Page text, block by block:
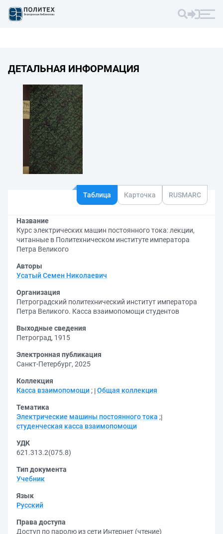
ДЕТАЛЬНАЯ ИНФОРМАЦИЯ
Таблица Карточка RUSMARC
Название
Курс электрических машин постоянного тока: лекции,
читанные в Политехническом институте императора
Петра Великого
Авторы
Усатый Семен Николаевич
Организация
Петроградский политехнический институт императора
Петра Великого. Касса взаимопомощи студентов
Выходные сведения
Петроград, 1915
Электронная публикация
Санкт-Петербург, 2025
Коллекция
Касса взаимопомощи ; Общая коллекция
Тематика
Электрические машины постоянного тока ;
студенческая касса взаимопомощи
УДК
621.313.2(075.8)
Тип документа
Учебник
Язык
Русский
Права доступа
Доступ по паролю из сети Интернет (чтение)